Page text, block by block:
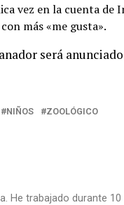
vez en la cuenta de
más «me gusta».
será
NIÑOS ZOOLÓGICO
He trabajado durante